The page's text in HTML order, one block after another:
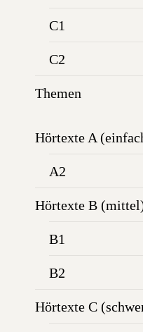
C1
C2
Themen
Hörtexte A
A2
Hörtexte B
B1
B2
Hörtexte C